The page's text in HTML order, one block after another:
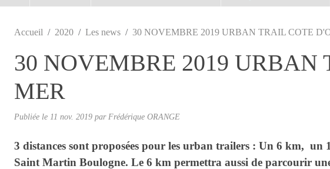
Accueil 2020 Les news 30 NOVEMBRE 2019 URBAN TRAIL COTE
30 NOVEMBRE 2019 URBAN
MER
Publiée le 11 nov. 2019 par Frédérique ORANGE
3 distances sont proposées pour les urban trailers : Un 6 km,
Saint Martin Boulogne. Le 6 km permettra aussi de parcourir